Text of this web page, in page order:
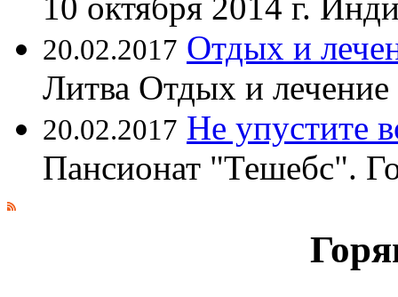
20.02.2017 Отдых и
Литва Отдых и лечение
20.02.2017 Не упустите
Пансионат "Тешебс".